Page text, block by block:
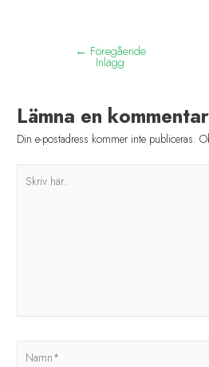
← Föregående
Inlägg
Lämna en kommentar
Din e-postadress kommer inte publiceras.